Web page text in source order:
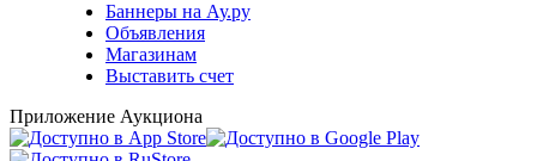
Баннеры на Ау.ру
Объявления
Магазинам
Выставить счет
Приложение Аукциона